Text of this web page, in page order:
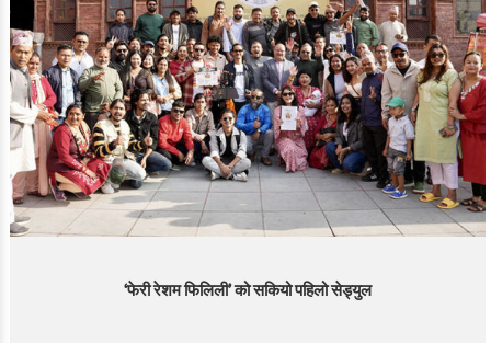
‘फेरी रेशम फिलिली’ को सकियो पहिलो सेड्युल